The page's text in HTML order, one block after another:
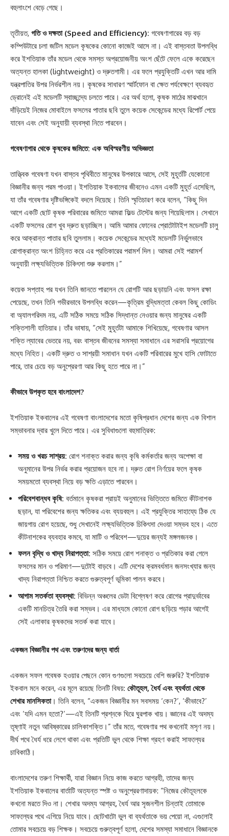
বহুলাংশে বেড়ে গেছে।
তৃতীয়ত, গতি ও দক্ষতা (Speed and Efficiency): গবেষণাগারের বড় বড়
কম্পিউটারে চলা জটিল মডেল কৃষকের কোনো কাজেই আসে না। এই বাস্তবতা উপলব্ধি
করে ইশতিয়াক তাঁর মডেল থেকে সমস্ত অপ্রয়োজনীয় অংশ ছেঁটে ফেলে একে করেছেন
অত্যন্ত হালকা (lightweight) ও দ্রুতগামী। এর ফলে প্রযুক্তিটি এখন আর দামি
যন্ত্রপাতির উপর নির্ভরশীল নয়। কৃষকের সাধারণ স্মার্টফোন বা ক্ষেত পর্যবেক্ষণে ব্যবহৃত
ড্রোনেই এই মডেলটি স্বাচ্ছন্দ্যে চলতে পারে। এর অর্থ হলো, কৃষক মাঠের মাঝখানে
দাঁড়িয়েই নিজের মোবাইলে ফসলের পাতার ছবি তুলে কয়েক সেকেন্ডের মধ্যে রিপোর্ট পেয়ে
যাবেন এবং সেই অনুযায়ী ব্যবস্থা নিতে পারবেন।
গবেষণাগার থেকে কৃষকের জমিতে: এক অবিস্মরণীয় অভিজ্ঞতা
তাত্ত্বিক গবেষণা যখন বাস্তব পৃথিবীতে মানুষের উপকারে আসে, সেই মুহূর্তটি যেকোনো
বিজ্ঞানীর জন্য পরম পাওয়া। ইশতিয়াক ইকবালের জীবনেও এমন একটি মুহূর্ত এসেছিল,
যা তাঁর গবেষণার দৃষ্টিভঙ্গিকেই বদলে দিয়েছে। তিনি স্মৃতিচারণ করে বলেন, “কিছু দিন
আগে একটি ছোট কৃষক পরিবারের জমিতে আমরা ফিল্ড টেস্টের জন্য গিয়েছিলাম। সেখানে
একটি ফসলের রোগ খুব দ্রুত ছড়াচ্ছিল। আমি আমার ফোনের প্রোটোটাইপ মডেলটি চালু
করে আক্রান্ত পাতার ছবি তুললাম। কয়েক সেকেন্ডের মধ্যেই মডেলটি নির্ভুলভাবে
রোগাক্রান্ত অংশ চিহ্নিত করে এর প্রতিকারের পরামর্শ দিল। আমরা সেই পরামর্শ
অনুযায়ী লক্ষ্যভিত্তিক চিকিৎসা শুরু করলাম।”
কয়েক সপ্তাহ পর যখন তিনি জানতে পারলেন যে রোগটি আর ছড়ায়নি এবং ফসল রক্ষা
পেয়েছে, তখন তিনি গভীরভাবে উপলব্ধি করেন—কৃত্রিম বুদ্ধিমত্তা কেবল কিছু কোডিং
বা অ্যালগরিদম নয়, এটি সঠিক সময়ে সঠিক সিদ্ধান্ত নেওয়ার জন্য মানুষের একটি
শক্তিশালী হাতিয়ার। তাঁর ভাষায়, “সেই মুহূর্তটা আমাকে শিখিয়েছে, গবেষণার আসল
শক্তি ল্যাবের ভেতরে নয়, বরং বাস্তব জীবনের সমস্যা সমাধানে এর সরাসরি প্রয়োগের
মধ্যে নিহিত। একটি দ্রুত ও সাশ্রয়ী সমাধান যখন একটি পরিবারের মুখে হাসি ফোটাতে
পারে, তার চেয়ে বড় অনুপ্রেরণা আর কিছু হতে পারে না।”
কীভাবে উপকৃত হবে বাংলাদেশ?
ইশতিয়াক ইকবালের এই গবেষণা বাংলাদেশের মতো কৃষিপ্রধান দেশের জন্য এক বিশাল
সম্ভাবনার দ্বার খুলে দিতে পারে। এর সুবিধাগুলো বহুমাত্রিক:
সময় ও খরচ সাশ্রয়: রোগ শনাক্ত করার জন্য কৃষি কর্মকর্তার জন্য অপেক্ষা বা
অনুমানের উপর নির্ভর করার প্রয়োজন হবে না। দ্রুত রোগ নির্ণয়ের ফলে কৃষক
সময়মতো ব্যবস্থা নিয়ে বড় ক্ষতি এড়াতে পারবেন।
পরিবেশবান্ধব কৃষি: বর্তমানে কৃষকরা প্রায়ই অনুমানের ভিত্তিতে জমিতে কীটনাশক
ছড়ান, যা পরিবেশের জন্য ক্ষতিকর এবং ব্যয়বহুল। এই প্রযুক্তির সাহায্যে ঠিক যে
জায়গায় রোগ হয়েছে, শুধু সেখানেই লক্ষ্যভিত্তিক চিকিৎসা দেওয়া সম্ভব হবে। এতে
কীটনাশকের ব্যবহার কমবে, যা মাটি ও পরিবেশ—দুয়ের জন্যই মঙ্গলজনক।
ফলন বৃদ্ধি ও খাদ্য নিরাপত্তা: সঠিক সময়ে রোগ শনাক্ত ও প্রতিকার করা গেলে
ফসলের মান ও পরিমাণ—দুটোই বাড়বে। এটি দেশের ক্রমবর্ধমান জনসংখ্যার জন্য
খাদ্য নিরাপত্তা নিশ্চিত করতে গুরুত্বপূর্ণ ভূমিকা পালন করবে।
আগাম সতর্কতা ব্যবস্থা: বিভিন্ন অঞ্চলের ডেটা বিশ্লেষণ করে রোগের প্রাদুর্ভাবের
একটি মানচিত্র তৈরি করা সম্ভব। এর মাধ্যমে কোনো রোগ ছড়িয়ে পড়ার আগেই
সেই এলাকার কৃষকদের সতর্ক করা যাবে।
একজন বিজ্ঞানীর পথ এবং তরুণদের জন্য বার্তা
একজন সফল গবেষক হওয়ার পেছনে কোন গুণগুলো সবচেয়ে বেশি জরুরি? ইশতিয়াক
ইকবাল মনে করেন, এর মূলে রয়েছে তিনটি বিষয়: কৌতূহল, ধৈর্য এবং ব্যর্থতা থেকে
শেখার মানসিকতা। তিনি বলেন, “একজন বিজ্ঞানীর মন সবসময় ‘কেন?’, ‘কীভাবে?’
এবং ‘যদি এমন হতো?’—এই তিনটি প্রশ্নকে ঘিরে ঘুরপাক খায়। জ্ঞানের এই অদম্য
তৃষ্ণাই নতুন আবিষ্কারের চালিকাশক্তি।” তাঁর মতে, গবেষণার পথ কখনোই মসৃণ নয়।
দীর্ঘ পথে ধৈর্য ধরে লেগে থাকা এবং প্রতিটি ভুল থেকে শিক্ষা গ্রহণ করাই সাফল্যের
চাবিকাঠি।
বাংলাদেশের তরুণ শিক্ষার্থী, যারা বিজ্ঞান নিয়ে কাজ করতে আগ্রহী, তাদের জন্য
ইশতিয়াক ইকবালের বার্তাটি অত্যন্ত স্পষ্ট ও অনুপ্রেরণাদায়ক: “নিজের কৌতূহলকে
কখনো মরতে দিও না। শেখার অদম্য আগ্রহ, ধৈর্য আর সৃজনশীল চিন্তাই তোমাকে
সাফল্যের পথে এগিয়ে নিয়ে যাবে। ছোটখাটো ভুল বা ব্যর্থতাকে ভয় পেয়ো না, এগুলোই
তোমার সবচেয়ে বড় শিক্ষক। সবচেয়ে গুরুত্বপূর্ণ হলো, দেশের সমস্যা সমাধানে বিজ্ঞানকে